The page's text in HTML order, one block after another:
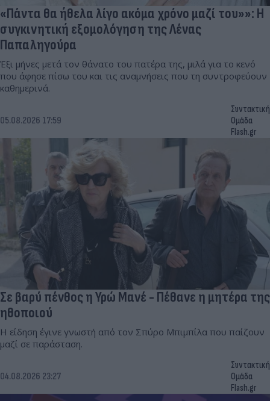
«Πάντα θα ήθελα λίγο ακόμα χρόνο μαζί του»»: Η
συγκινητική εξομολόγηση της Λένας
Παπαληγούρα
Έξι μήνες μετά τον θάνατο του πατέρα της, μιλά για το κενό
που άφησε πίσω του και τις αναμνήσεις που τη συντροφεύουν
καθημερινά.
05.08.2026 17:59
Συντακτική
Ομάδα
Flash.gr
Σε βαρύ πένθος η Υρώ Μανέ - Πέθανε η μητέρα της
ηθοποιού
Η είδηση έγινε γνωστή από τον Σπύρο Μπιμπίλα που παίζουν
μαζί σε παράσταση.
04.08.2026 23:27
Συντακτική
Ομάδα
Flash.gr